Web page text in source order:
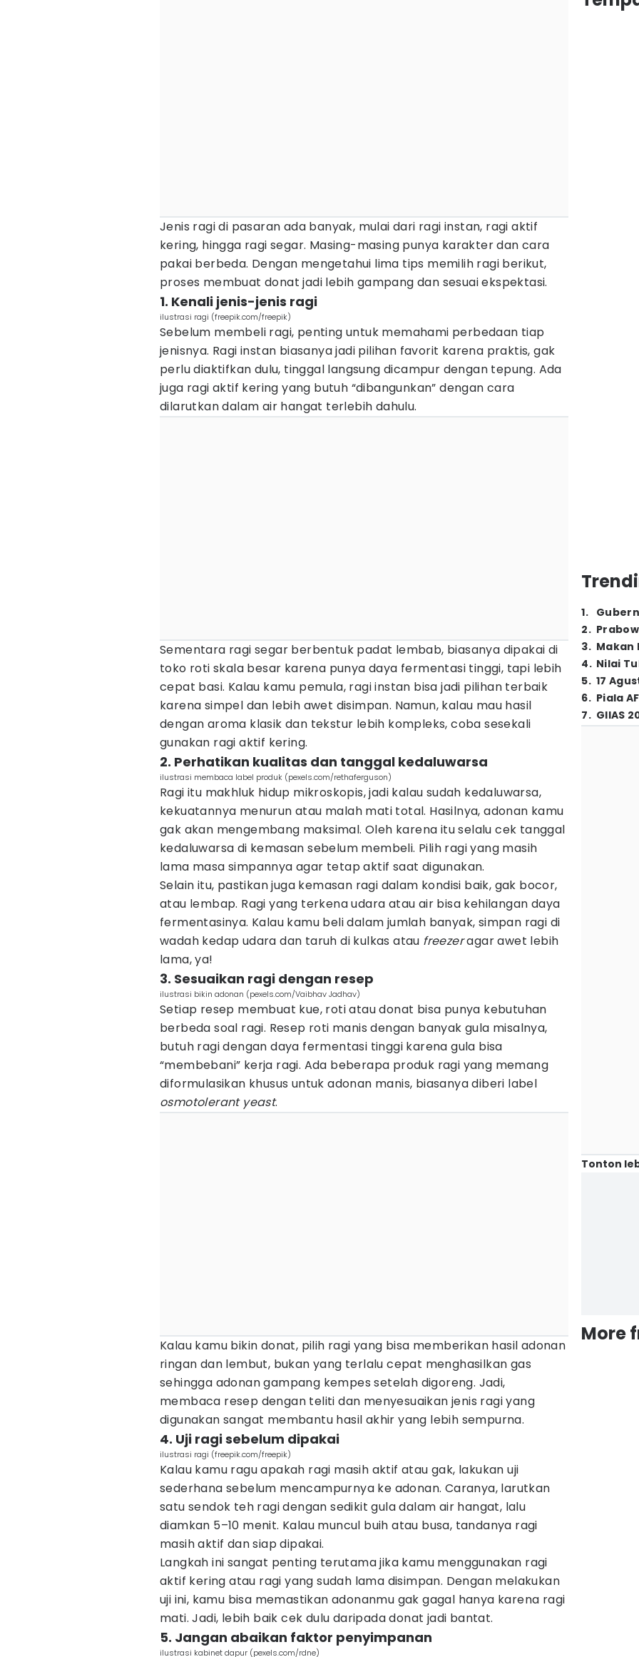
Jenis ragi di pasaran ada banyak, mulai dari ragi instan, ragi aktif
kering, hingga ragi segar. Masing-masing punya karakter dan cara
pakai berbeda. Dengan mengetahui lima tips memilih ragi berikut,
proses membuat donat jadi lebih gampang dan sesuai ekspektasi.
1. Kenali jenis-jenis ragi
ilustrasi ragi (freepik.com/freepik)
Sebelum membeli ragi, penting untuk memahami perbedaan tiap
jenisnya. Ragi instan biasanya jadi pilihan favorit karena praktis, gak
perlu diaktifkan dulu, tinggal langsung dicampur dengan tepung. Ada
juga ragi aktif kering yang butuh “dibangunkan” dengan cara
dilarutkan dalam air hangat terlebih dahulu.
Sementara ragi segar berbentuk padat lembab, biasanya dipakai di
toko roti skala besar karena punya daya fermentasi tinggi, tapi lebih
cepat basi. Kalau kamu pemula, ragi instan bisa jadi pilihan terbaik
karena simpel dan lebih awet disimpan. Namun, kalau mau hasil
dengan aroma klasik dan tekstur lebih kompleks, coba sesekali
gunakan ragi aktif kering.
2. Perhatikan kualitas dan tanggal kedaluwarsa
ilustrasi membaca label produk (pexels.com/rethaferguson)
Ragi itu makhluk hidup mikroskopis, jadi kalau sudah kedaluwarsa,
kekuatannya menurun atau malah mati total. Hasilnya, adonan kamu
gak akan mengembang maksimal. Oleh karena itu selalu cek tanggal
kedaluwarsa di kemasan sebelum membeli. Pilih ragi yang masih
lama masa simpannya agar tetap aktif saat digunakan.
Selain itu, pastikan juga kemasan ragi dalam kondisi baik, gak bocor,
atau lembap. Ragi yang terkena udara atau air bisa kehilangan daya
fermentasinya. Kalau kamu beli dalam jumlah banyak, simpan ragi di
wadah kedap udara dan taruh di kulkas atau freezeragar awet lebih
lama, ya!
3. Sesuaikan ragi dengan resep
ilustrasi bikin adonan (pexels.com/Vaibhav Jadhav)
Setiap resep membuat kue, roti atau donat bisa punya kebutuhan
berbeda soal ragi. Resep roti manis dengan banyak gula misalnya,
butuh ragi dengan daya fermentasi tinggi karena gula bisa
“membebani” kerja ragi. Ada beberapa produk ragi yang memang
diformulasikan khusus untuk adonan manis, biasanya diberi label
osmotolerant yeast.
Kalau kamu bikin donat, pilih ragi yang bisa memberikan hasil adonan
ringan dan lembut, bukan yang terlalu cepat menghasilkan gas
sehingga adonan gampang kempes setelah digoreng. Jadi,
membaca resep dengan teliti dan menyesuaikan jenis ragi yang
digunakan sangat membantu hasil akhir yang lebih sempurna.
4. Uji ragi sebelum dipakai
ilustrasi ragi (freepik.com/freepik)
Kalau kamu ragu apakah ragi masih aktif atau gak, lakukan uji
sederhana sebelum mencampurnya ke adonan. Caranya, larutkan
satu sendok teh ragi dengan sedikit gula dalam air hangat, lalu
diamkan 5–10 menit. Kalau muncul buih atau busa, tandanya ragi
masih aktif dan siap dipakai.
Langkah ini sangat penting terutama jika kamu menggunakan ragi
aktif kering atau ragi yang sudah lama disimpan. Dengan melakukan
uji ini, kamu bisa memastikan adonanmu gak gagal hanya karena ragi
mati. Jadi, lebih baik cek dulu daripada donat jadi bantat.
5. Jangan abaikan faktor penyimpanan
ilustrasi kabinet dapur (pexels.com/rdne)
1.
2.
3. Makan
4. Nilai
5. 17
6. Piala
7. GIIAS
Tonton
More